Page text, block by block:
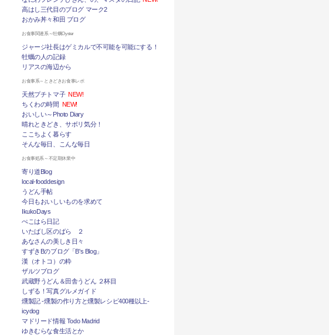
高はし三代目のブログ マーク2
おかみ丼々和田 ブログ
お食事関連系～牡蠣Oyster
ジャージ社長はゲミカルで不可能を可能にする！
牡蠣の人の記録
リアスの海辺から
お食事系～ときどきお食事レポ
天然プチトマ子 NEW!
ちくわの時間 NEW!
おいしい～Photo Diary
晴れときどき、サボリ気分！
ここちよく暮らす
そんな毎日、こんな毎日
お食事処系～不定期休業中
寄り道Blog
local-fooddesign
うどん手帖
今日もおいしいものを求めて
IkukoDays
ぺこはら日記
いたばし区のばら ２
あなさんの美しき日々
すずきBのブログ「B's Blog」
漢（オトコ）の粋
ザルツブログ
武蔵野うどん＆田舎うどん ２杯目
しずる！写真グルメガイド
燻製記 -燻製の作り方と燻製レシピ400種以上-
icydog
マドリード情報 Todo Madrid
ゆきむらな食生活とか